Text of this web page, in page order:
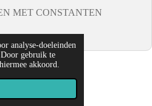
analyse-doeleinden
gebruik te
akkoord.
MET CONSTANTEN